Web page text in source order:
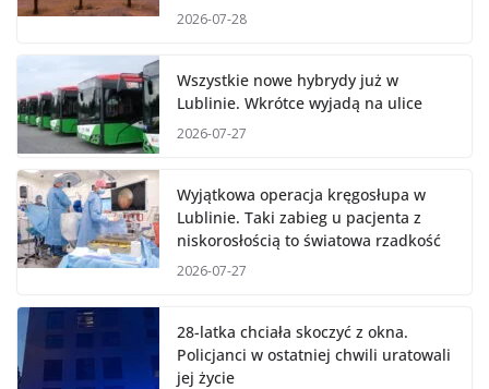
2026-07-28
Wszystkie nowe hybrydy już w
Lublinie. Wkrótce wyjadą na ulice
2026-07-27
Wyjątkowa operacja kręgosłupa w
Lublinie. Taki zabieg u pacjenta z
niskorosłością to światowa rzadkość
2026-07-27
28-latka chciała skoczyć z okna.
Policjanci w ostatniej chwili uratowali
jej życie